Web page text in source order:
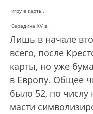
игру в карты.
Середина XV в.
Лишь в начале
всего, после
карты, но уже
в Европу. Общее
было 52, по числу
масти